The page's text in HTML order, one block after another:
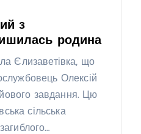
з
родина
Єлизаветівка, що
Олексій
завдання. Цю
сільська